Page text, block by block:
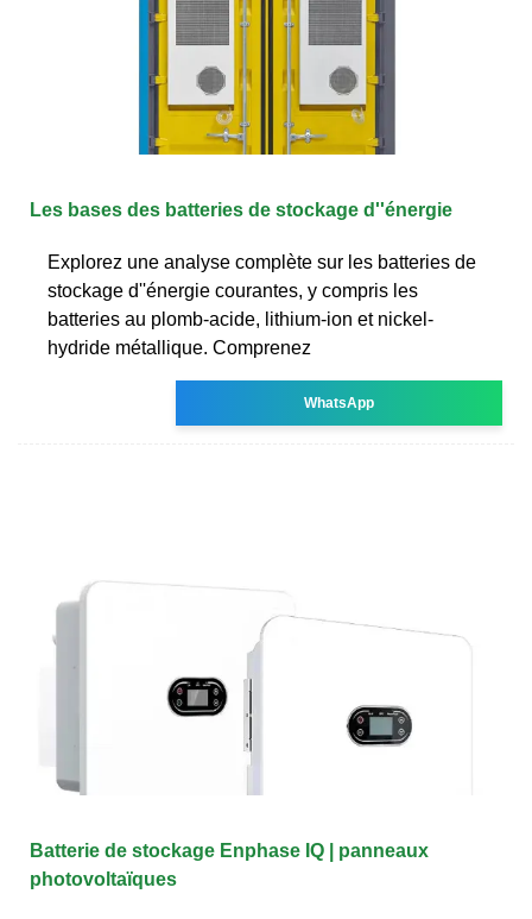
Les bases des batteries de stockage d''énergie
Explorez une analyse complète sur les batteries de
stockage d''énergie courantes, y compris les
batteries au plomb-acide, lithium-ion et nickel-
hydride métallique. Comprenez
WhatsApp
Batterie de stockage Enphase IQ | panneaux
photovoltaïques